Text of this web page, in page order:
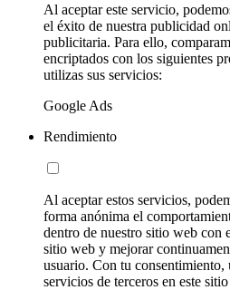
Al aceptar este servicio,
el éxito de nuestra publicidad
publicitaria. Para ello,
encriptados con los siguientes
utilizas sus servicios:
Google Ads
Rendimiento
Al aceptar estos servicios,
forma anónima el
dentro de nuestro sitio web con
sitio web y mejorar
usuario. Con tu consentimiento,
servicios de terceros en este